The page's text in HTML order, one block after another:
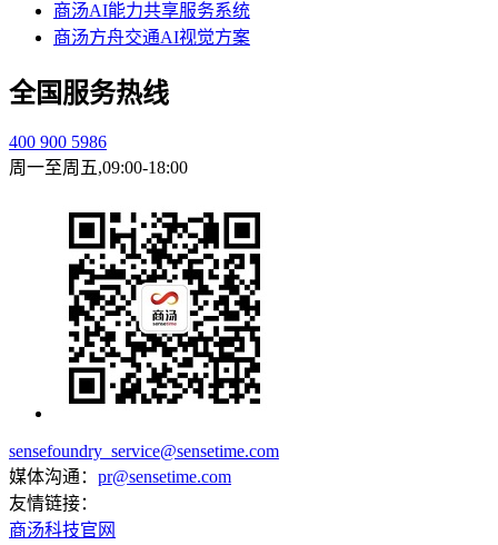
商汤AI能力共享服务系统
商汤方舟交通AI视觉方案
全国服务热线
400 900 5986
周一至周五,09:00-18:00
sensefoundry_service@sensetime.com
媒体沟通： pr@sensetime.com
友情链接：
商汤科技官网